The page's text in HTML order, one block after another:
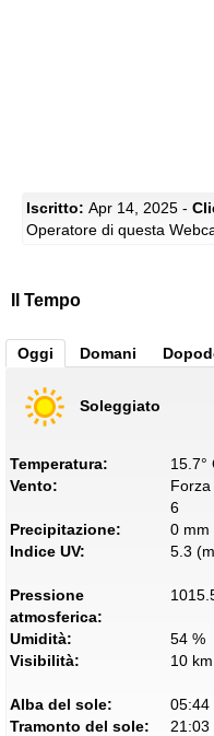
Iscritto: Apr 14, 2025 -
Operatore di questa
Il Tempo
Oggi Domani
Soleggiato
Temperatura:
15.7°
Vento:
6
Precipitazione:
0 mm
Indice UV:
5.3
Pressione
atmosferica:
Umidità:
54 %
Visibilità:
10 km
Alba del sole:
05:44
Tramonto del sole:
21:03